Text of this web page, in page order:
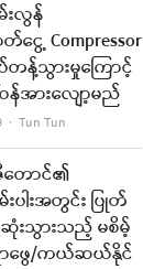
လွန်
ေ့ Compressor
တန့်သွားမှုကြောင့်
န်အားလျော့မည်
Author
Tun Tun
တောင်၏
ပါးအတွင်း ပြုတ်
ဆုံးသွားသည့် မစိမ့်
ဖွေ/ကယ်ဆယ်နိုင်